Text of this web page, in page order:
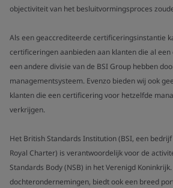
objectiviteit van het besluitvormingsproces
Als een geaccrediteerde certificeringsinstantie
certificeringen aanbieden aan klanten die al
een andere divisie van de BSI Group hebben
managementsysteem. Evenzo bieden wij ook
klanten die een certificering voor hetzelfde
verkrijgen.
Het British Standards Institution (BSI, een
Royal Charter) is verantwoordelijk voor de
Standards Body (NSB) in het Verenigd
dochterondernemingen, biedt ook een breed